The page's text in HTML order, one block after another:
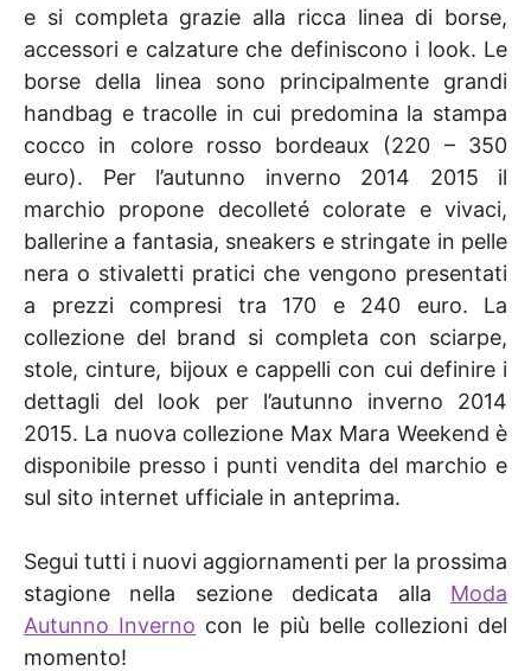
e si completa grazie alla ricca linea di borse,
accessori e calzature che definiscono i look. Le
borse della linea sono principalmente grandi
handbag e tracolle in cui predomina la stampa
cocco in colore rosso bordeaux (220 – 350
euro). Per l’autunno inverno 2014 2015 il
marchio propone decolleté colorate e vivaci,
ballerine a fantasia, sneakers e stringate in pelle
nera o stivaletti pratici che vengono presentati
a prezzi compresi tra 170 e 240 euro. La
collezione del brand si completa con sciarpe,
stole, cinture, bijoux e cappelli con cui definire i
dettagli del look per l’autunno inverno 2014
2015. La nuova collezione Max Mara Weekend è
disponibile presso i punti vendita del marchio e
sul sito internet ufficiale in anteprima.
Segui tutti i nuovi aggiornamenti per la prossima
stagione nella sezione dedicata alla Moda
Autunno Inverno con le più belle collezioni del
momento!